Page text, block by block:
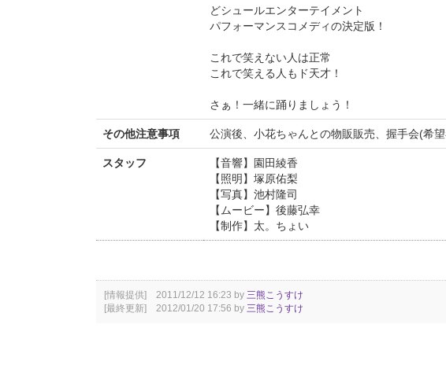
どシュールエンターテイメント
パフォーマンスコメディの決定版！
これで笑えない人は正常
これで笑える人もド天才！
さぁ！一緒に踊りましょう！
その他注意事項 公演後、小花ちゃんとの物販販売、握手会(希
スタッフ
【音響】園田綾香
【照明】塚原佑梨
【写真】池村隆司
【ムービー】後藤弘幸
【制作】太。ちょい
[情報提供] 2011/12/12 16:23 by 三熊こうすけ
[最終更新] 2012/01/20 17:56 by 三熊こうすけ